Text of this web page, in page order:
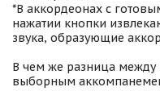
*В аккордеонах с
нажатии кнопки
звука, образующие
В чем же разница
выборным